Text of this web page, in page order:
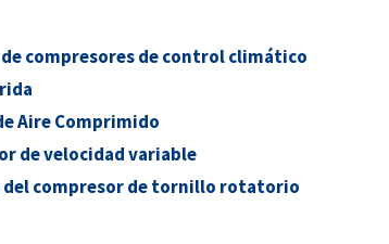
compresores de control climático
Aire Comprimido
de velocidad variable
compresor de tornillo rotatorio